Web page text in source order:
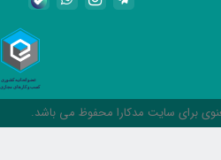
برای سایت مدکارا محفوظ می باشد.